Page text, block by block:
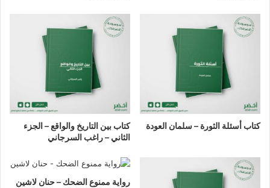
كتاب أسئلة الثورة – سلمان العودة
كتاب بين التاريخ والواقع – الجزء
الثاني – راغب السرجاني
رواية ممنوع الضحك – حنان لاشين